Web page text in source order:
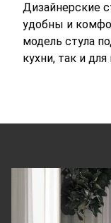
Дизайнерские
удобны и
модель стула
кухни, так и для